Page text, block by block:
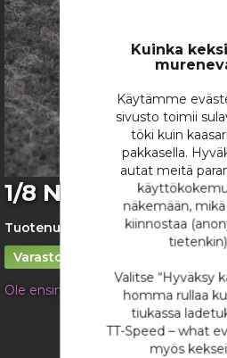
Kuinka
Käytämme
sivusto toimii
töki kuin
pakkasella.
autat meitä
näkemään,
kiinnostaa
Valitse “Hyväksy
homma rullaa
tiukassa
TT-Speed – what
myös
Skip
to
the
of
the
images
1/8 NPT RST
Tuotenumero:
4808
Varastossa
Ole ensimmäinen tuotteen
/
4,89